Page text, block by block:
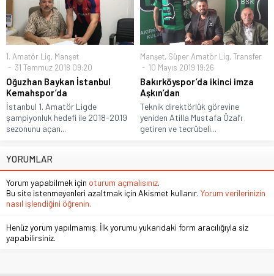
1. Amatör Lig, Manşet
31 Temmuz 2018 09:20
Oğuzhan Baykan İstanbul
Kemahspor’da
İstanbul 1. Amatör Ligde
şampiyonluk hedefi ile 2018-2019
sezonunu açan...
Manşet, Süper Amatör Lig, Transfer
10 Mayıs 2019 19:26
Bakırköyspor’da ikinci imza
Aşkın’dan
Teknik direktörlük görevine
yeniden Atilla Mustafa Özal’ı
getiren ve tecrübeli...
YORUMLAR
Yorum yapabilmek için oturum açmalısınız.
Bu site istenmeyenleri azaltmak için Akismet kullanır. Yorum verilerinizin
nasıl işlendiğini öğrenin.
Henüz yorum yapılmamış. İlk yorumu yukarıdaki form aracılığıyla siz
yapabilirsiniz.